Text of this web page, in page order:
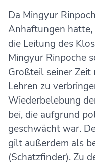
Da Mingyur
Anhaftungen hatte,
die Leitung des
Mingyur Rinpoche
Großteil seiner
Lehren zu
Wiederbelebung
bei, die aufgrund
geschwächt war.
gilt außerdem als
(Schatzfinder). Zu